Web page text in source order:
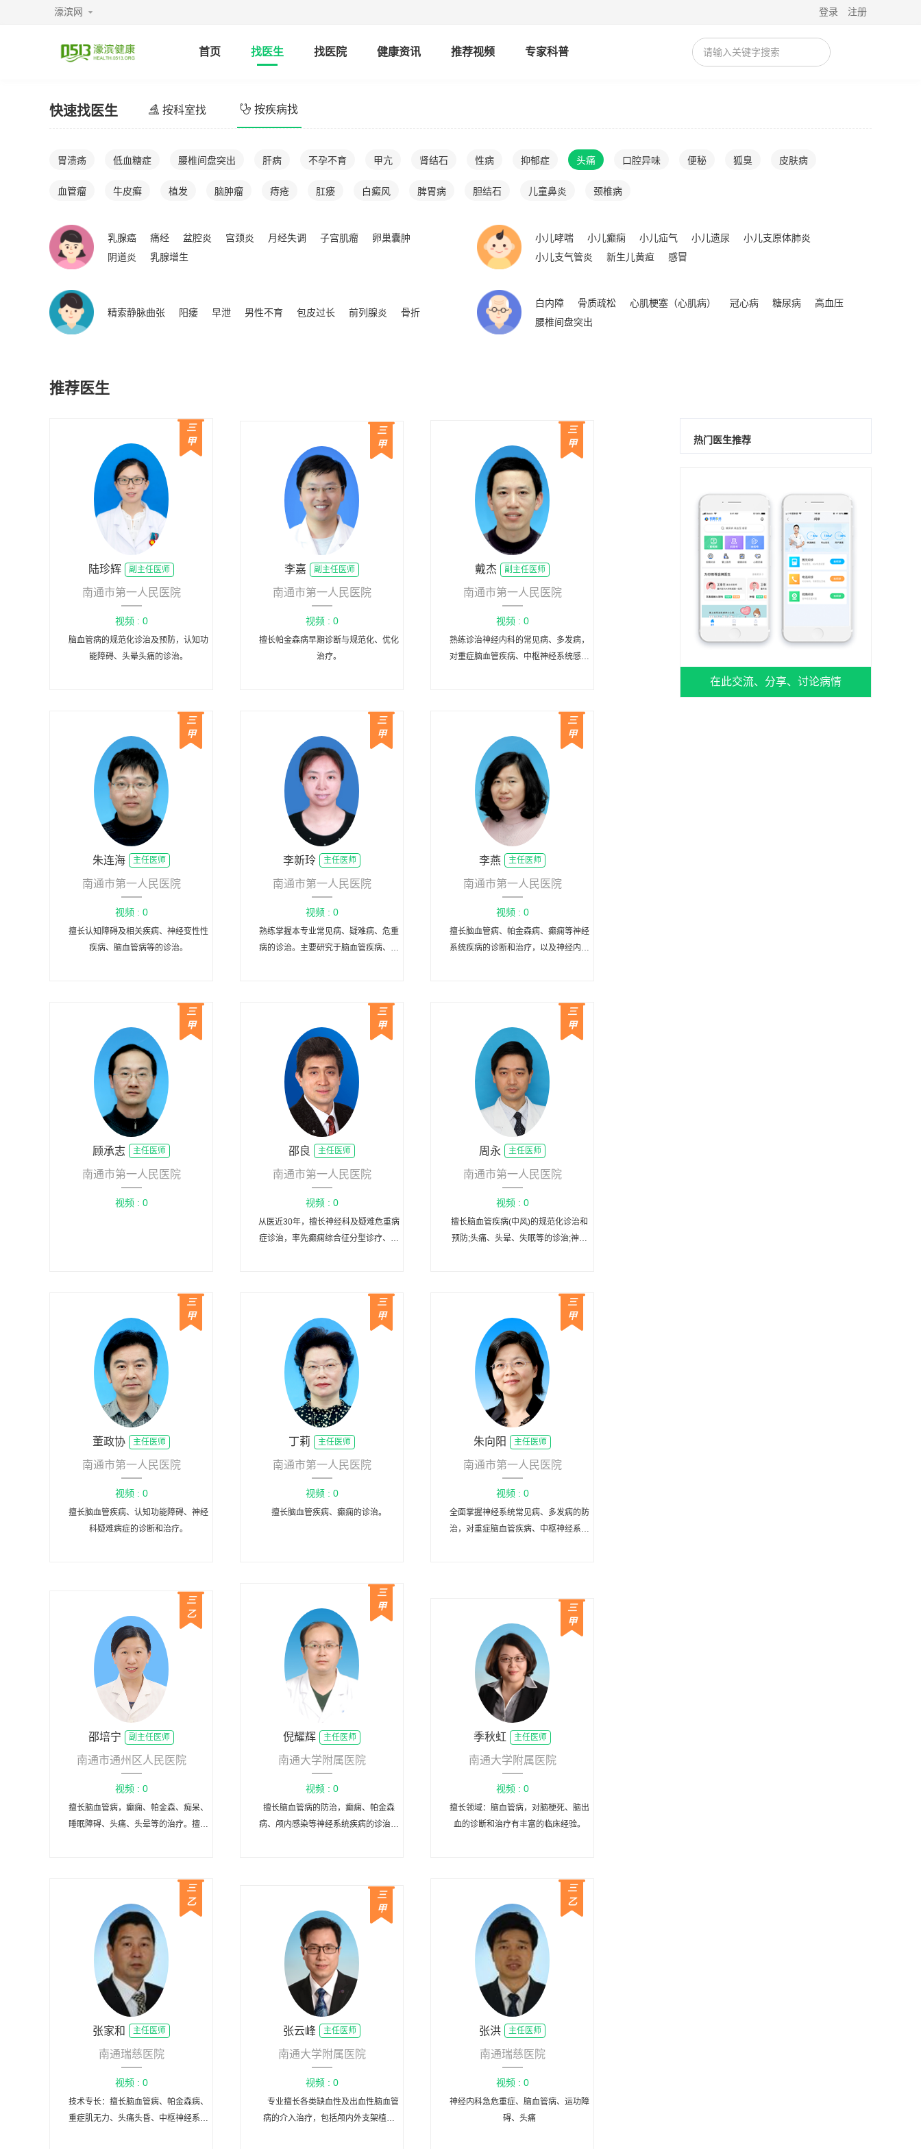
濠滨网 登录 注册
首页 找医生 找医院 健康资讯 推荐视频 专家科普
快速找医生 按科室找 按疾病找
胃溃疡 低血糖症 腰椎间盘突出 肝病 不孕不育 甲亢 肾结石 性病 抑郁症 头痛 口腔异味 便秘 狐臭 皮肤病
血管瘤 牛皮癣 植发 脑肿瘤 痔疮 肛瘘 白癜风 脾胃病 胆结石 儿童鼻炎 颈椎病
乳腺癌 痛经 盆腔炎 宫颈炎 月经失调 子宫肌瘤
卵巢囊肿
阴道炎
乳腺增生
小儿哮喘 小儿癫痫 小儿疝气 小儿遗尿
小儿支原体肺炎
小儿支气管炎
新生儿黄疸 感冒
精索静脉曲张 阳痿 早泄 男性不育 包皮过长 前列腺炎 骨折
白内障 骨质疏松 心肌梗塞（心肌病） 冠心病 糖尿病
高血压
腰椎间盘突出
推荐医生
陆珍辉 副主任医师
南通市第一人民医院
视频 : 0
脑血管病的规范化诊治及预防，认知功
能障碍、头晕头痛的诊治。
三
甲
李嘉 副主任医师
南通市第一人民医院
视频 : 0
擅长帕金森病早期诊断与规范化、优化
治疗。
三
甲
戴杰 副主任医师
南通市第一人民医院
视频 : 0
熟练诊治神经内科的常见病、多发病，
对重症脑血管疾病、中枢神经系统感染
三
甲
朱连海 主任医师
南通市第一人民医院
视频 : 0
擅长认知障碍及相关疾病、神经变性性
疾病、脑血管病等的诊治。
三
甲
李新玲 主任医师
南通市第一人民医院
视频 : 0
熟练掌握本专业常见病、疑难病、危重
病的诊治。主要研究于脑血管疾病、脱
三
甲
李燕 主任医师
南通市第一人民医院
视频 : 0
擅长脑血管病、帕金森病、癫痫等神经
系统疾病的诊断和治疗，以及神经内科
三
甲
顾承志 主任医师
南通市第一人民医院
视频 : 0
三
甲
邵良 主任医师
南通市第一人民医院
视频 : 0
从医近30年，擅长神经科及疑难危重病
症诊治，率先癫痫综合征分型诊疗、成
障碍等症处理规范并创造之长。
三
甲
周永 主任医师
南通市第一人民医院
视频 : 0
擅长脑血管疾病(中风)的规范化诊治和
预防;头痛、头晕、失眠等的诊治;神经
三
甲
董政协 主任医师
南通市第一人民医院
视频 : 0
擅长脑血管疾病、认知功能障碍、神经
科疑难病症的诊断和治疗。
三
甲
丁莉 主任医师
南通市第一人民医院
视频 : 0
擅长脑血管疾病、癫痫的诊治。
三
甲
朱向阳 主任医师
南通市第一人民医院
视频 : 0
全面掌握神经系统常见病、多发病的防
治，对重症脑血管疾病、中枢神经系统
注射技术治疗面肌痉挛、眼睑痉挛及痉
挛性斜颈等肌张力障碍疾病，取得了良
好的治疗效果。
三
甲
邵培宁 副主任医师
南通市通州区人民医院
视频 : 0
擅长脑血管病，癫痫、帕金森、痴呆、
睡眠障碍、头痛、头晕等的治疗。擅长
三
乙
倪耀辉 主任医师
南通大学附属医院
视频 : 0
擅长脑血管病的防治，癫痫、帕金森
病、颅内感染等神经系统疾病的诊治，
三
甲
季秋虹 主任医师
南通大学附属医院
视频 : 0
擅长领域：脑血管病，对脑梗死、脑出
血的诊断和治疗有丰富的临床经验。
三
甲
张家和 主任医师
南通瑞慈医院
视频 : 0
技术专长：擅长脑血管病、帕金森病、
重症肌无力、头痛头昏、中枢神经系统
三
乙
张云峰 主任医师
南通大学附属医院
视频 : 0
专业擅长各类缺血性及出血性脑血管
病的介入治疗，包括颅内外支架植入
三
甲
张洪 主任医师
南通瑞慈医院
视频 : 0
神经内科急危重症、脑血管病、运功障
碍、头痛
三
乙
热门医生推荐
在此交流、分享、讨论病情